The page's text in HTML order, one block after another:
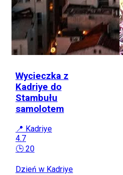
Wycieczka z
Kadriye do
Stambułu
samolotem
📍 Kadriye
4.7
🕒 20
Dzień w Kadriye